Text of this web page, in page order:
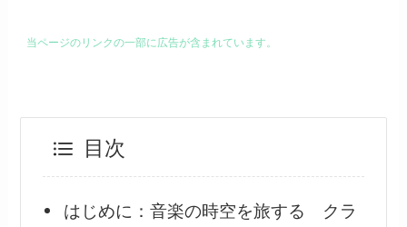
当ページのリンクの一部に広告が含まれています。
目次
はじめに：音楽の時空を旅する クラ